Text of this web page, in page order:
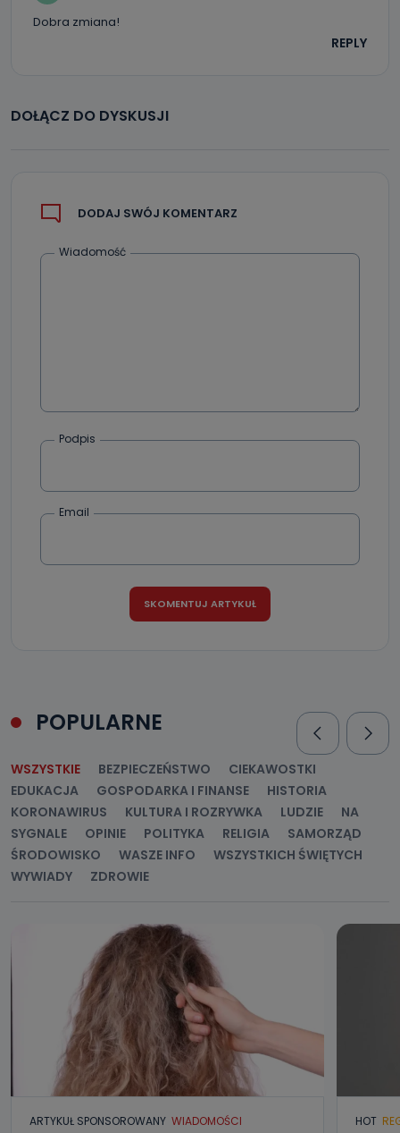
Dobra zmiana!
REPLY
DOŁĄCZ DO DYSKUSJI
DODAJ SWÓJ KOMENTARZ
Wiadomość
Podpis
Email
POPULARNE
WSZYSTKIE BEZPIECZEŃSTWO
CIEKAWOSTKI
EDUKACJA
GOSPODARKA I FINANSE
HISTORIA
KORONAWIRUS
KULTURA I ROZRYWKA LUDZIE
NA
SYGNALE
OPINIE POLITYKA RELIGIA
SAMORZĄD
ŚRODOWISKO
WASZE INFO
WSZYSTKICH ŚWIĘTYCH
WYWIADY
ZDROWIE
ARTYKUŁ SPONSOROWANY WIADOMOŚCI HOT